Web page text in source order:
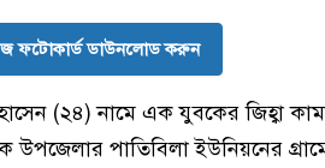
ফটোকার্ড ডাউনলোড করুন
(২৪) নামে এক যুবকের জিহ্বা
উপজেলার পাতিবিলা ইউনিয়নের